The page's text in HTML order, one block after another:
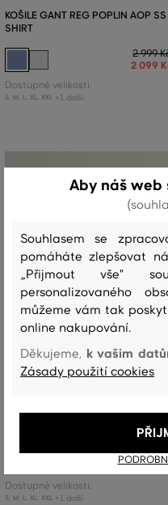
KOŠILE GANT REG POPLIN AOP SS
SHIRT
2 999
2 099
Dostupné velikosti:
S, M L, XL, XXL +1 další
SLEVA -30%
KOŠILE GANT REG LINEN SS SHIRT
4 399
3 079
Dostupné velikosti:
S, M L, XL, XXL +1 další
Aby náš
Souhlasem se
pomáháte zlepšovat
„Přijmout vše"
personalizovaného
můžeme vám tak
online nakupování.
Děkujeme, k vašim
Zásady použití cookies